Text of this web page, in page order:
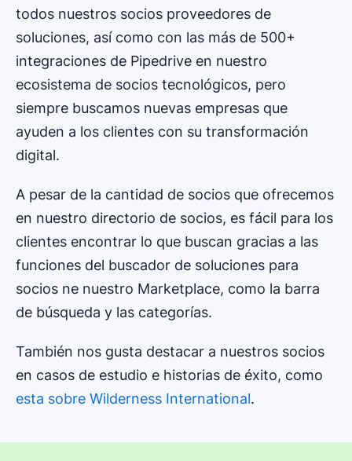
todos nuestros socios proveedores de
soluciones, así como con las más de 500+
integraciones de Pipedrive en nuestro
ecosistema de socios tecnológicos, pero
siempre buscamos nuevas empresas que
ayuden a los clientes con su transformación
digital.
A pesar de la cantidad de socios que ofrecemos
en nuestro directorio de socios, es fácil para los
clientes encontrar lo que buscan gracias a las
funciones del buscador de soluciones para
socios ne nuestro Marketplace, como la barra
de búsqueda y las categorías.
También nos gusta destacar a nuestros socios
en casos de estudio e historias de éxito, como
esta sobre Wilderness International.